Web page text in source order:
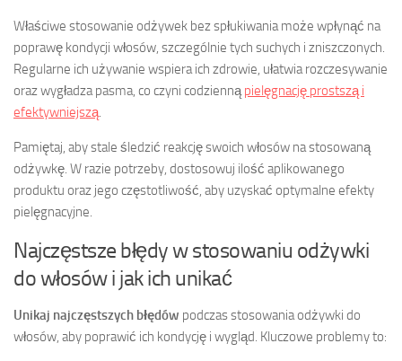
Właściwe stosowanie odżywek bez spłukiwania może wpłynąć na
poprawę kondycji włosów, szczególnie tych suchych i zniszczonych.
Regularne ich używanie wspiera ich zdrowie, ułatwia rozczesywanie
oraz wygładza pasma, co czyni codzienną pielęgnację prostszą i
efektywniejszą
Pamiętaj, aby stale śledzić reakcję swoich włosów na stosowaną
odżywkę. W razie potrzeby, dostosowuj ilość aplikowanego
produktu oraz jego częstotliwość, aby uzyskać optymalne efekty
pielęgnacyjne.
Najczęstsze błędy w stosowaniu odżywki
do włosów i jak ich unikać
Unikaj najczęstszych błędów podczas stosowania odżywki do
włosów, aby poprawić ich kondycję i wygląd. Kluczowe problemy to: